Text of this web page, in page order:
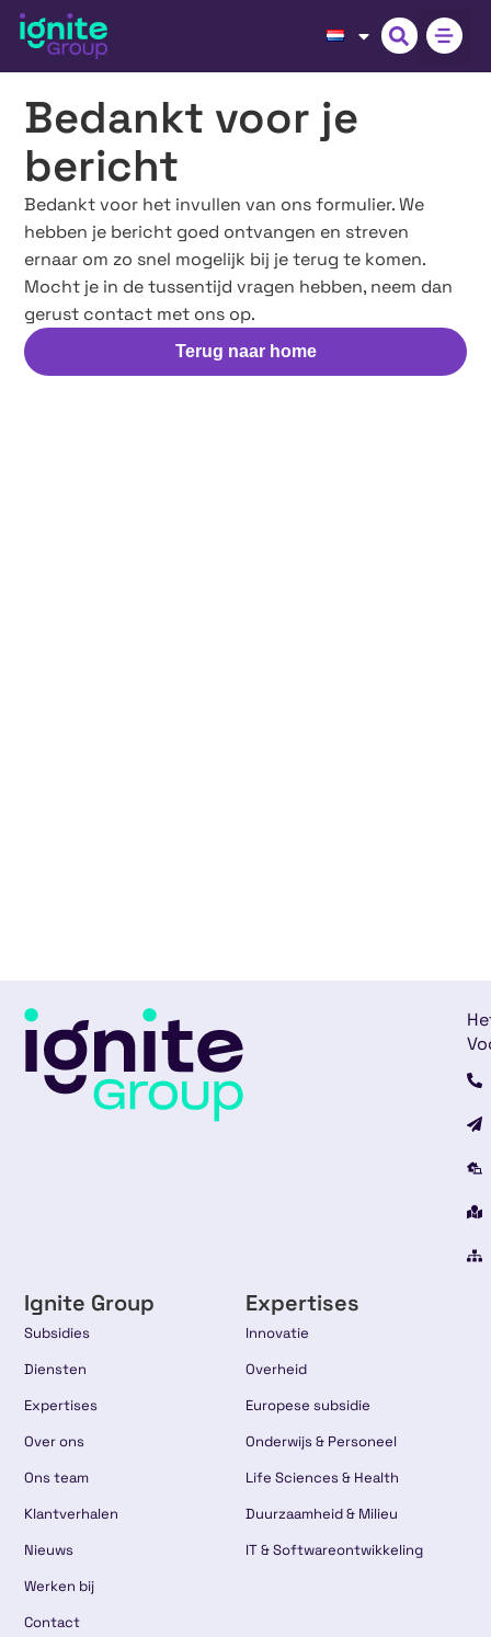
Bedankt voor je
bericht
Bedankt voor het invullen van ons formulier. We
hebben je bericht goed ontvangen en streven
ernaar om zo snel mogelijk bij je terug te komen.
Mocht je in de tussentijd vragen hebben, neem dan
gerust contact met ons op.
Terug naar home
Ignite Group
Subsidies
Diensten
Expertises
Over ons
Ons team
Klantverhalen
Nieuws
Werken bij
Contact
Expertises
Innovatie
Overheid
Europese subsidie
Onderwijs & Personeel
Life Sciences & Health
Duurzaamheid & Milieu
IT & Softwareontwikkeling